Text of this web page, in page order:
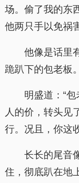
场。偷了我的东
他两只手以免祸
他像是话里
跪趴下的包老板。
明盛道：“
人的价，转头见
行。况且，你这
长长的尾音
住，彻底趴在地